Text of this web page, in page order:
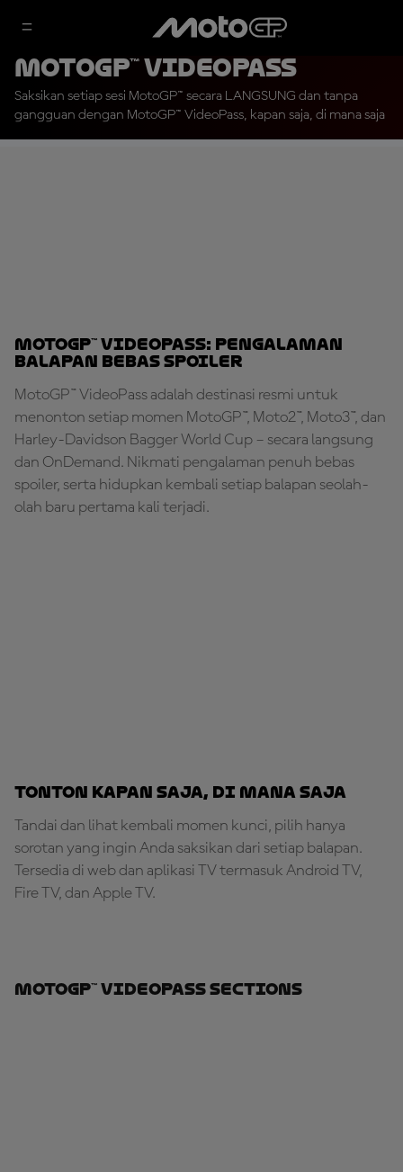
MotoGP™ VideoPass
Saksikan setiap sesi MotoGP™ secara LANGSUNG dan tanpa
gangguan dengan MotoGP™ VideoPass, kapan saja, di mana saja
MotoGP™ VideoPass: Pengalaman
Balapan Bebas Spoiler
MotoGP™ VideoPass adalah destinasi resmi untuk
menonton setiap momen MotoGP™, Moto2™, Moto3™, dan
Harley-Davidson Bagger World Cup – secara langsung
dan OnDemand. Nikmati pengalaman penuh bebas
spoiler, serta hidupkan kembali setiap balapan seolah-
olah baru pertama kali terjadi.
Tonton kapan saja, di mana saja
Tandai dan lihat kembali momen kunci, pilih hanya
sorotan yang ingin Anda saksikan dari setiap balapan.
Tersedia di web dan aplikasi TV termasuk Android TV,
Fire TV, dan Apple TV.
MotoGP™ VideoPass Sections